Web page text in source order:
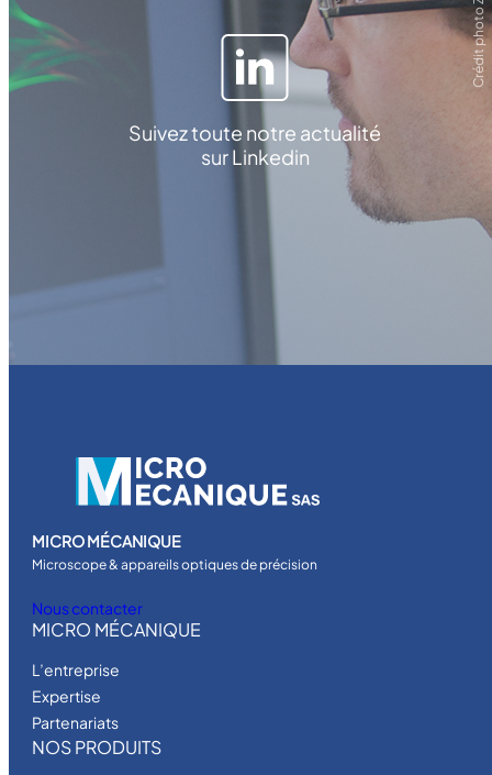
Suivez toute notre actualité
sur Linkedin
MICRO MÉCANIQUE
Microscope & appareils optiques de précision
Nous contacter
MICRO MÉCANIQUE
L’entreprise
Expertise
Partenariats
NOS PRODUITS
Crédit photo ZEISS